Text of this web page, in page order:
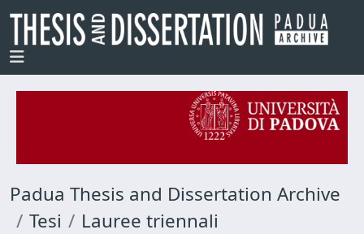
Padua Thesis and Dissertation Archive
Tesi
Lauree triennali